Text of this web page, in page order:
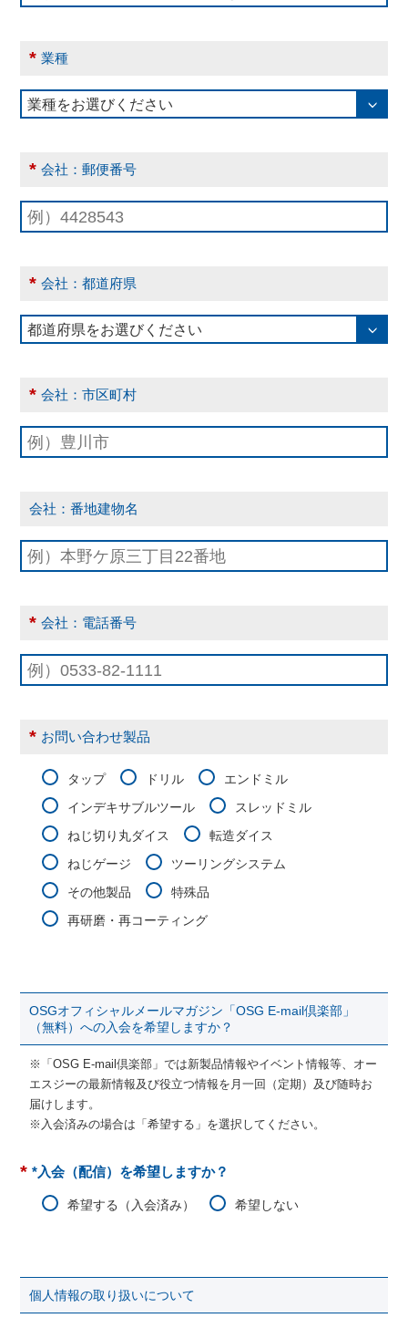
* 業種
* 会社：郵便番号
* 会社：都道府県
* 会社：市区町村
会社：番地建物名
* 会社：電話番号
* お問い合わせ製品
タップ ドリル
エンドミル
インデキサブルツール
スレッドミル
ねじ切り丸ダイス
転造ダイス
ねじゲージ
ツーリングシステム
その他製品
特殊品
再研磨・再コーティング
OSGオフィシャルメールマガジン「OSG E-mail倶楽部」
（無料）への入会を希望しますか？
※「OSG E-mail倶楽部」では新製品情報やイベント情報等、オー
エスジーの最新情報及び役立つ情報を月一回（定期）及び随時お
届けします。
※入会済みの場合は「希望する」を選択してください。
* *入会（配信）を希望しますか？
希望する（入会済み） 希望しない
個人情報の取り扱いについて